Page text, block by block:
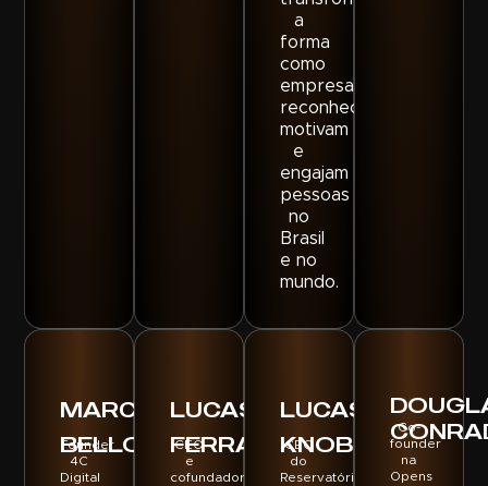
a
forma
como
empresas
reconhecem,
motivam
e
engajam
pessoas
no
Brasil
e no
mundo.
MARCELA
BELLO
Founder
4C
Digital
LUCAS
FERRAZ
CEO
e
cofundador
LUCAS
KNOBBE
CEO
do
Reservatório
Co-
founder
na
Opens